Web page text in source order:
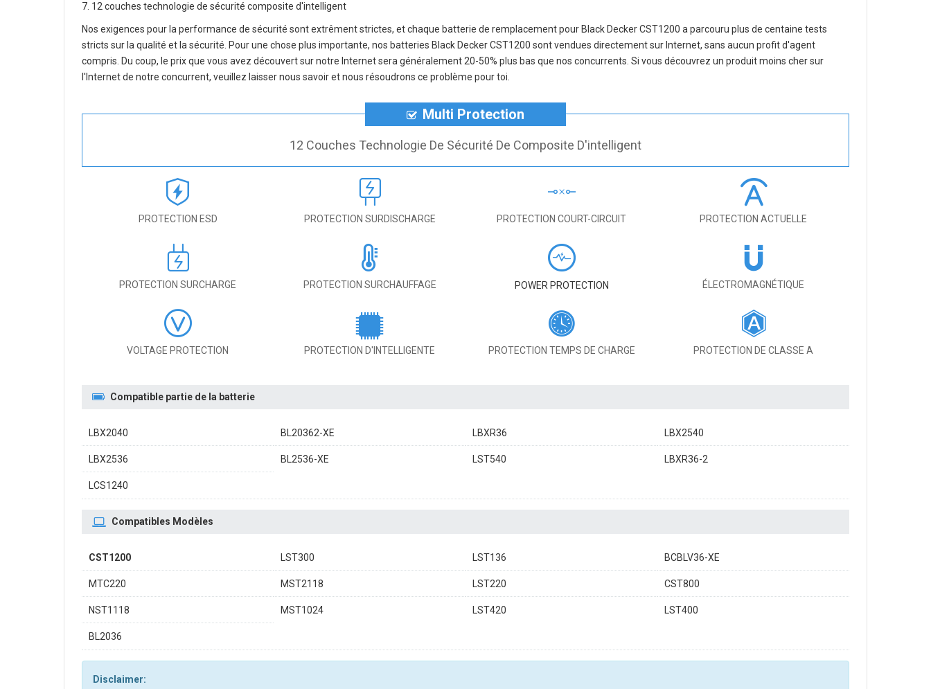
7. 12 couches technologie de sécurité composite d'intelligent
Nos exigences pour la performance de sécurité sont extrêment strictes, et chaque batterie de remplacement pour Black Decker CST1200 a parcouru plus de centaine tests
stricts sur la qualité et la sécurité. Pour une chose plus importante, nos batteries Black Decker CST1200 sont vendues directement sur Internet, sans aucun profit d'agent
compris. Du coup, le prix que vous avez découvert sur notre Internet sera généralement 20-50% plus bas que nos concurrents. Si vous découvrez un produit moins cher sur
l'Internet de notre concurrent, veuillez laisser nous savoir et nous résoudrons ce problème pour toi.
Multi Protection
12 Couches Technologie De Sécurité De Composite D'intelligent
PROTECTION ESD PROTECTION SURDISCHARGE PROTECTION COURT-CIRCUIT PROTECTION ACTUELLE
PROTECTION SURCHARGE PROTECTION SURCHAUFFAGE POWER PROTECTION ÉLECTROMAGNÉTIQUE
VOLTAGE PROTECTION PROTECTION D'INTELLIGENTE PROTECTION TEMPS DE CHARGE PROTECTION DE CLASSE A
Compatible partie de la batterie
LBX2040 BL20362-XE LBXR36 LBX2540
LBX2536 BL2536-XE LST540 LBXR36-2
LCS1240
Compatibles Modèles
CST1200 LST300 LST136 BCBLV36-XE
MTC220 MST2118 LST220 CST800
NST1118 MST1024 LST420 LST400
BL2036
Disclaimer: